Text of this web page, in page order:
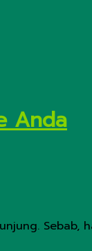
Anda
Sebab,